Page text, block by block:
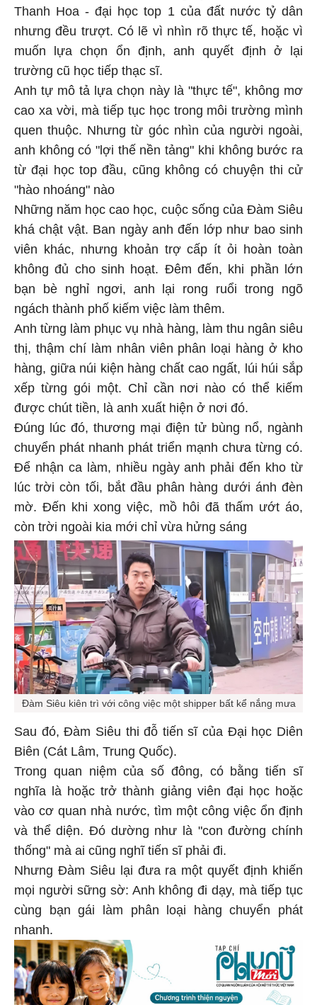
Thanh Hoa - đại học top 1 của đất nước tỷ dân
nhưng đều trượt. Có lẽ vì nhìn rõ thực tế, hoặc vì
muốn lựa chọn ổn định, anh quyết định ở lại
trường cũ học tiếp thạc sĩ.
Anh tự mô tả lựa chọn này là "thực tế", không mơ
cao xa vời, mà tiếp tục học trong môi trường mình
quen thuộc. Nhưng từ góc nhìn của người ngoài,
anh không có "lợi thế nền tảng" khi không bước ra
từ đại học top đầu, cũng không có chuyện thi cử
"hào nhoáng" nào
Những năm học cao học, cuộc sống của Đàm Siêu
khá chật vật. Ban ngày anh đến lớp như bao sinh
viên khác, nhưng khoản trợ cấp ít ỏi hoàn toàn
không đủ cho sinh hoạt. Đêm đến, khi phần lớn
bạn bè nghỉ ngơi, anh lại rong ruổi trong ngõ
ngách thành phố kiếm việc làm thêm.
Anh từng làm phục vụ nhà hàng, làm thu ngân siêu
thị, thậm chí làm nhân viên phân loại hàng ở kho
hàng, giữa núi kiện hàng chất cao ngất, lúi húi sắp
xếp từng gói một. Chỉ cần nơi nào có thể kiếm
được chút tiền, là anh xuất hiện ở nơi đó.
Đúng lúc đó, thương mại điện tử bùng nổ, ngành
chuyển phát nhanh phát triển mạnh chưa từng có.
Để nhận ca làm, nhiều ngày anh phải đến kho từ
lúc trời còn tối, bắt đầu phân hàng dưới ánh đèn
mờ. Đến khi xong việc, mồ hôi đã thấm ướt áo,
còn trời ngoài kia mới chỉ vừa hửng sáng
Đàm Siêu kiên trì với công việc một shipper bất kể nắng mưa
Sau đó, Đàm Siêu thi đỗ tiến sĩ của Đại học Diên
Biên (Cát Lâm, Trung Quốc).
Trong quan niệm của số đông, có bằng tiến sĩ
nghĩa là hoặc trở thành giảng viên đại học hoặc
vào cơ quan nhà nước, tìm một công việc ổn định
và thể diện. Đó dường như là "con đường chính
thống" mà ai cũng nghĩ tiến sĩ phải đi.
Nhưng Đàm Siêu lại đưa ra một quyết định khiến
mọi người sững sờ: Anh không đi dạy, mà tiếp tục
cùng bạn gái làm phân loại hàng chuyển phát
nhanh.